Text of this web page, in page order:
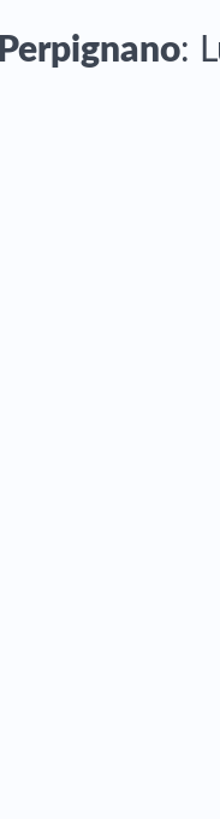
Perpignano: